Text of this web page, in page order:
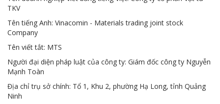
TKV
Tên tiếng Anh: Vinacomin - Materials trading joint stock
Company
Tên viết tắt: MTS
Người đại diện pháp luật của công ty: Giám đốc công ty Nguyễn
Mạnh Toàn
Địa chỉ trụ sở chính: Tổ 1, Khu 2, phường Hạ Long, tỉnh Quảng
Ninh